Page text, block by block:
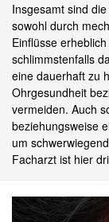
Insgesamt sind
sowohl durch
Einflüsse
schlimmstenfalls
eine dauerhaft zu
Ohrgesundheit
vermeiden. Auch
beziehungsweise
um
Facharzt ist hier